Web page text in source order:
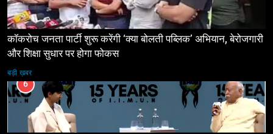
कॉकरोच जनता पार्टी शुरू करेंगी ‘क्या बोलती पब्लिक’ अभियान, बेरोजगारी
और शिक्षा सुधार पर होगा फोकस
बड़ी ख़बर
6